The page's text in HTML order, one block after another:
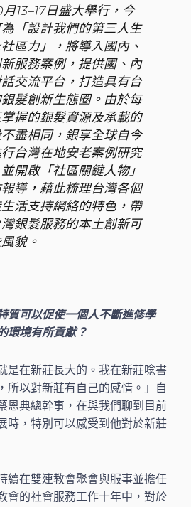
13–17日盛大舉行，今
「設計我們的第三人生
區力」，將導入國內、
服務案例，提供國、內
交流平台，打造具有台
髮創新生態圈。由於每
握的銀髮資源及承載的
盡相同，銀享全球自今
台灣在地安老案例研究
開啟「社區關鍵人物」
導，藉此梳理台灣各個
活支持網絡的特色，帶
銀髮服務的本土創新可
貌。
質可以促使一個人不斷進修學
環境有所貢獻？
是在新莊長大的。我在新莊唸書
所以對新莊有自己的感情。」自
恩典總幹事，在與我們聊到目前
時，特別可以感受到他對於新莊
續在雙連教會聚會與服事並擔任
會的社會服務工作十年中，對於